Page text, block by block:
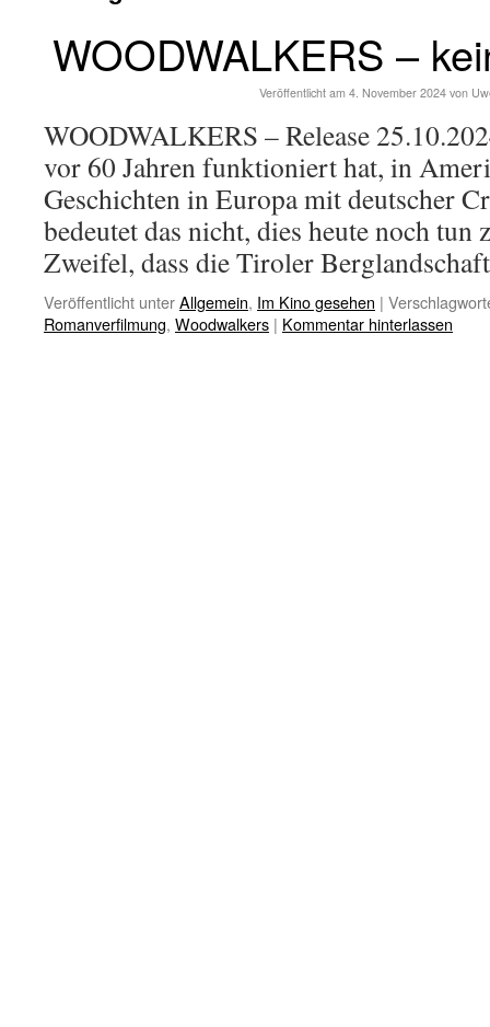
WOODWALKERS –
Veröffentlicht am 4. November 2024 von
WOODWALKERS – Release
vor 60 Jahren funktioniert hat, in
Geschichten in Europa mit deutscher
bedeutet das nicht, dies heute noch tun
Zweifel, dass die Tiroler
Veröffentlicht unterAllgemein, Im Kino gesehen |
Romanverfilmung, Woodwalkers | Kommentar hinterlassen